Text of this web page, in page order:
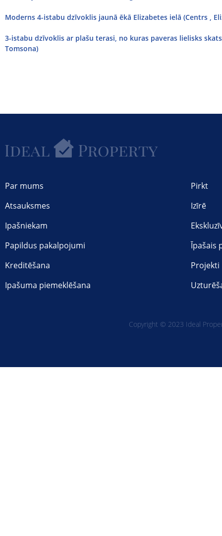
Moderns 4-istabu dzīvoklis jaunā ēkā Elizabetes ielā (Centrs ,
3-istabu dzīvoklis ar plašu terasi, no kuras paveras lielisks
Tomsona)
Par mums
Atsauksmes
Ipašniekam
Papildus pakalpojumi
Kreditēšana
Ipašuma piemeklēšana
Pirkt
Izīrē
Īpašais
Projekti
Copyright © 2023 Ideal